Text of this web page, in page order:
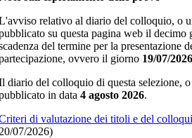
relativo al diario del colloquio, o
su questa pagina web il decimo
del termine per la presentazione
ovvero il giorno 19/07/2026
diario del colloquio di questa selezione,
in data 4 agosto 2026.
di valutazione dei titoli e del
07/2026)